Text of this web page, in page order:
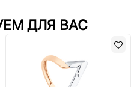
ДЛЯ ВАС